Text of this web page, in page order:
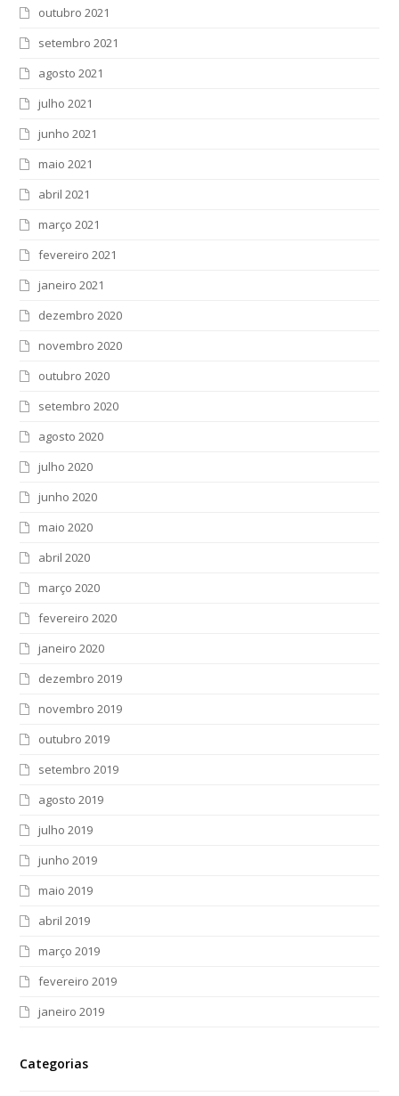
outubro 2021
setembro 2021
agosto 2021
julho 2021
junho 2021
maio 2021
abril 2021
março 2021
fevereiro 2021
janeiro 2021
dezembro 2020
novembro 2020
outubro 2020
setembro 2020
agosto 2020
julho 2020
junho 2020
maio 2020
abril 2020
março 2020
fevereiro 2020
janeiro 2020
dezembro 2019
novembro 2019
outubro 2019
setembro 2019
agosto 2019
julho 2019
junho 2019
maio 2019
abril 2019
março 2019
fevereiro 2019
janeiro 2019
Categorias